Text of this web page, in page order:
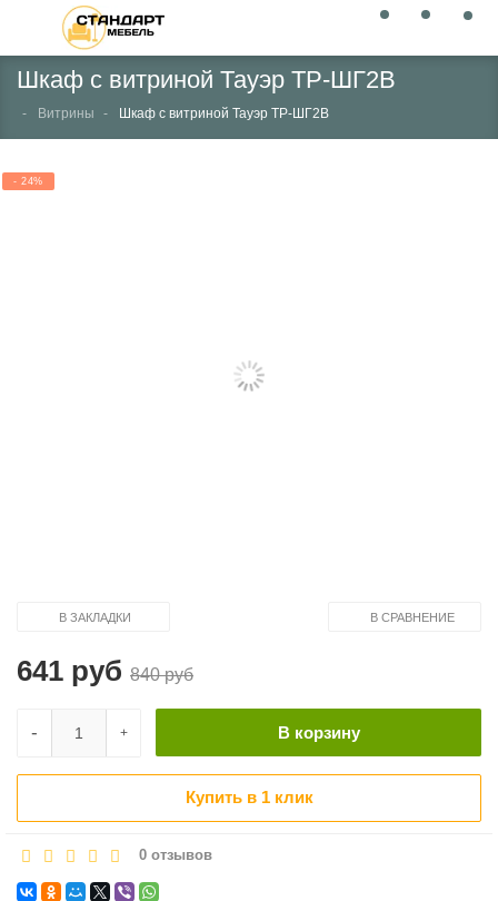
Шкаф с витриной Тауэр ТР-ШГ2В
Витрины Шкаф с витриной Тауэр ТР-ШГ2В
- 24%
В ЗАКЛАДКИ В СРАВНЕНИЕ
641 руб 840 руб
+
- В корзину
Купить в 1 клик
0 отзывов